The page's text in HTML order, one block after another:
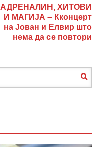
АДРЕНАЛИН, ХИТОВИ
И МАГИЈА – Кконцерт
на Јован и Елвир што
нема да се повтори